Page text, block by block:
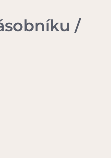
/